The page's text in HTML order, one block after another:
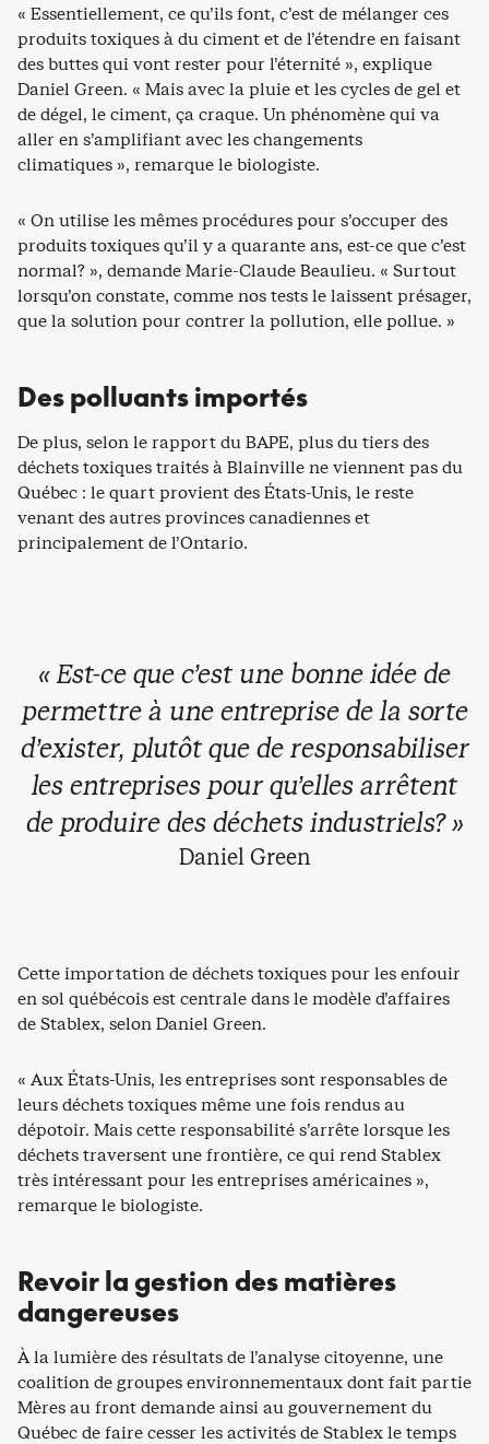
« Essentiellement, ce qu’ils font, c’est de mélanger ces
produits toxiques à du ciment et de l’étendre en faisant
des buttes qui vont rester pour l’éternité », explique
Daniel Green. « Mais avec la pluie et les cycles de gel et
de dégel, le ciment, ça craque. Un phénomène qui va
aller en s’amplifiant avec les changements
climatiques », remarque le biologiste.
« On utilise les mêmes procédures pour s’occuper des
produits toxiques qu’il y a quarante ans, est-ce que c’est
normal? », demande Marie-Claude Beaulieu. « Surtout
lorsqu’on constate, comme nos tests le laissent présager,
que la solution pour contrer la pollution, elle pollue. »
Des polluants importés
De plus, selon le rapport du BAPE, plus du tiers des
déchets toxiques traités à Blainville ne viennent pas du
Québec : le quart provient des États-Unis, le reste
venant des autres provinces canadiennes et
principalement de l’Ontario.
« Est-ce que c’est une bonne idée de
permettre à une entreprise de la sorte
d’exister, plutôt que de responsabiliser
les entreprises pour qu’elles arrêtent
de produire des déchets industriels? »
Daniel Green
Cette importation de déchets toxiques pour les enfouir
en sol québécois est centrale dans le modèle d’affaires
de Stablex, selon Daniel Green.
« Aux États-Unis, les entreprises sont responsables de
leurs déchets toxiques même une fois rendus au
dépotoir. Mais cette responsabilité s’arrête lorsque les
déchets traversent une frontière, ce qui rend Stablex
très intéressant pour les entreprises américaines »,
remarque le biologiste.
Revoir la gestion des matières
dangereuses
À la lumière des résultats de l’analyse citoyenne, une
coalition de groupes environnementaux dont fait partie
Mères au front demande ainsi au gouvernement du
Québec de faire cesser les activités de Stablex le temps